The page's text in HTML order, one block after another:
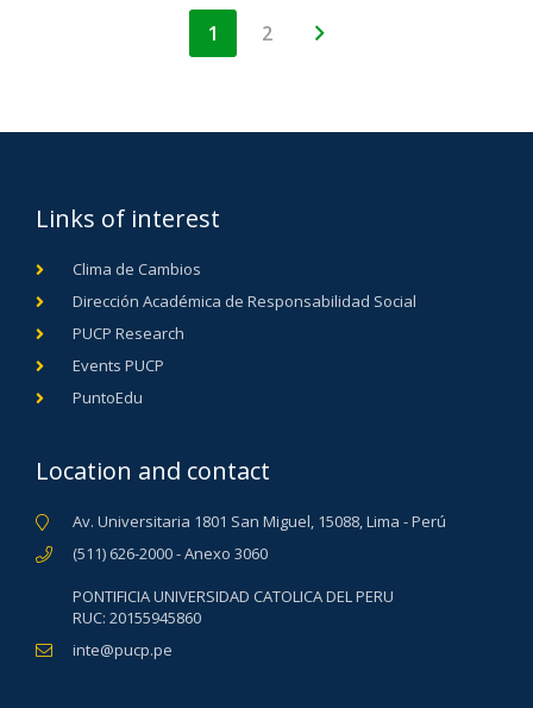
1 2
Links of interest
Clima de Cambios
Dirección Académica de Responsabilidad Social
PUCP Research
Events PUCP
PuntoEdu
Location and contact
Av. Universitaria 1801 San Miguel, 15088, Lima - Perú
(511) 626-2000 - Anexo 3060
PONTIFICIA UNIVERSIDAD CATOLICA DEL PERU
RUC: 20155945860
inte@pucp.pe